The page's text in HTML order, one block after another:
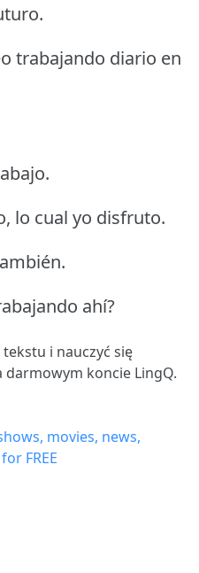
trabajando diario en
lo cual yo disfruto.
ahí?
i nauczyć się
darmowym koncie LingQ.